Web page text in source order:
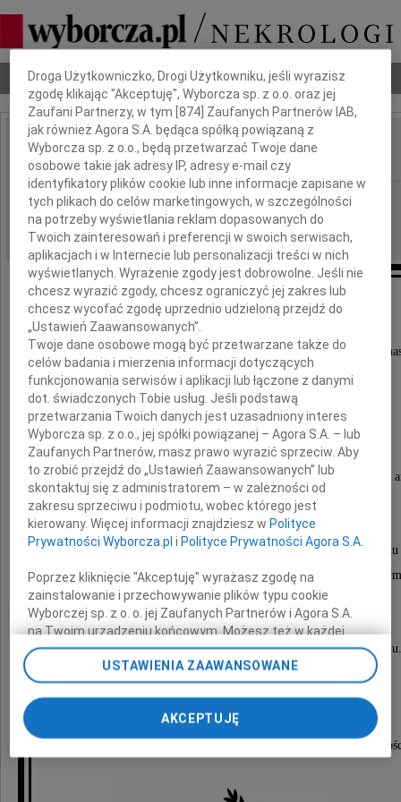
Nekrologi Odeszli Poradnik pogrzebowy
IMIĘ I NAZWISKO: Grzegorz Marszałek
REGION: Poznań
DATA EMISJI: 18.07.2025
Z ogromnym smutkiem zawiadamiamy,
że 14 lipca 2025 r. w wieku 79 lat odszedł od
Grzegorz Marszałek
Ukochany Mąż i Tata, zasłużony dla polskiej kultury
pedagog i nietuzinkowy człowiek.
Msza Święta Żałobna zostanie odprawiona 24 lipca 2025
w Kościele Najświętszego Serca Pana Jezusa w
Ostatnie pożegnanie nastąpi o godz. 13:00
na Cmentarzu parafialnym Morasko w Poznaniu.
Żona Barbara i Córka Agata
Prosimy o nieskładanie kondolencji po
Dbamy o Twoją prywatność
Droga Użytkowniczko, Drogi Użytkowniku, jeśli wyrazisz
zgodę klikając "Akceptuję", Wyborcza sp. z o.o. oraz jej
Zaufani Partnerzy, w tym [874 ] Zaufanych Partnerów IAB,
jak również Agora S.A. będąca spółką powiązaną z
Wyborcza sp. z o.o., będą przetwarzać Twoje dane
osobowe takie jak adresy IP, adresy e-mail czy
identyfikatory plików cookie lub inne informacje zapisane w
tych plikach do celów marketingowych, w szczególności
na potrzeby wyświetlania reklam dopasowanych do
Twoich zainteresowań i preferencji w swoich serwisach,
aplikacjach i w Internecie lub personalizacji treści w nich
wyświetlanych. Wyrażenie zgody jest dobrowolne. Jeśli nie
chcesz wyrazić zgody, chcesz ograniczyć jej zakres lub
chcesz wycofać zgodę uprzednio udzieloną przejdź do
„Ustawień Zaawansowanych”.
Twoje dane osobowe mogą być przetwarzane także do
celów badania i mierzenia informacji dotyczących
funkcjonowania serwisów i aplikacji lub łączone z danymi
dot. świadczonych Tobie usług. Jeśli podstawą
przetwarzania Twoich danych jest uzasadniony interes
Wyborcza sp. z o.o., jej spółki powiązanej – Agora S.A. – lub
Zaufanych Partnerów, masz prawo wyrazić sprzeciw. Aby
to zrobić przejdź do „Ustawień Zaawansowanych” lub
skontaktuj się z administratorem – w zależności od
zakresu sprzeciwu i podmiotu, wobec którego jest
kierowany. Więcej informacji znajdziesz w Polityce
Prywatności Wyborcza.pl i Polityce Prywatności Agora S.A.
Poprzez kliknięcie "Akceptuję" wyrażasz zgodę na
zainstalowanie i przechowywanie plików typu cookie
Wyborczej sp. z o. o. jej Zaufanych Partnerów i Agora S.A.
na Twoim urządzeniu końcowym. Możesz też w każdej
chwili zmienić swoje preferencje dot. plików cookie,
ponownie wywołując narzędzie do zarządzania Twoimi
preferencjami dot. przetwarzania danych poprzez
odnośnik „Ustawienia prywatności” w stopce serwisu i
przechodząc do sekcji „Ustawienia zaawansowane”.
Zmiana ustawień plików cookie możliwa jest także za
pomocą ustawień przeglądarki.
My, nasi Zaufani Partnerzy i Agora S.A. możemy
USTAWIENIA ZAAWANSOWANE
AKCEPTUJĘ